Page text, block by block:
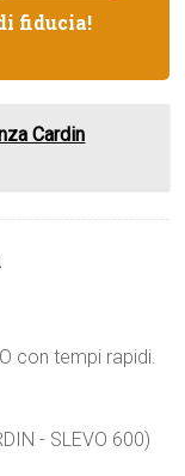
fiducia!
Cardin
con tempi rapidi.
- SLEVO 600)